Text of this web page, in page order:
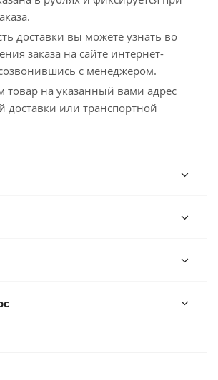
доставки вы можете узнать во
заказа на сайте интернет-
с менеджером.
товар на указанный вами адрес
доставки или транспортной